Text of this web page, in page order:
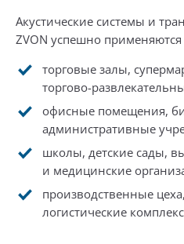
Акустические системы и
ZVON успешно
торговые залы,
торгово-
офисные помещения,
административные
школы, детские сады,
и медицинские
производственные
логистические